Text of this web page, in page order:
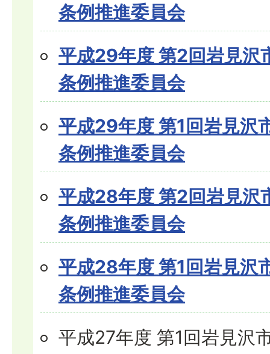
条例推進委員会
平成29年度 第2回岩見沢
条例推進委員会
平成29年度 第1回岩見沢
条例推進委員会
平成28年度 第2回岩見沢
条例推進委員会
平成28年度 第1回岩見沢
条例推進委員会
平成27年度 第1回岩見沢